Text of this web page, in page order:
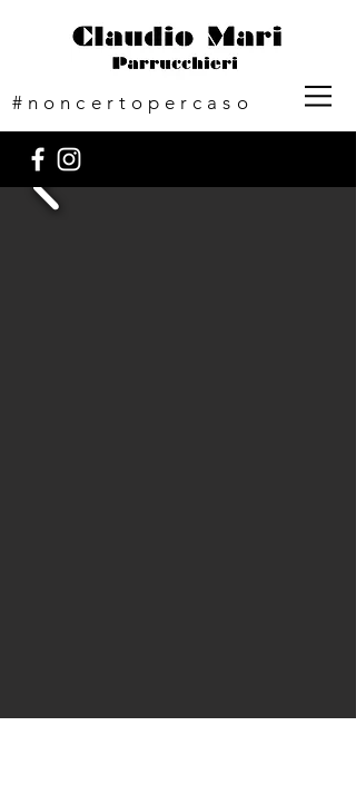
#noncertopercaso